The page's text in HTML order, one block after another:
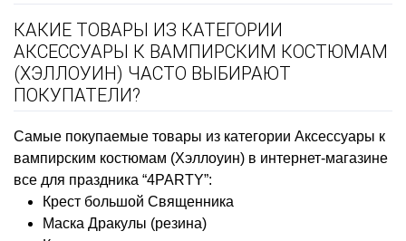
КАКИЕ ТОВАРЫ ИЗ КАТЕГОРИИ
АКСЕССУАРЫ К ВАМПИРСКИМ КОСТЮМАМ
(ХЭЛЛОУИН) ЧАСТО ВЫБИРАЮТ
ПОКУПАТЕЛИ?
Самые покупаемые товары из категории Аксессуары к
вампирским костюмам (Хэллоуин) в интернет-магазине
все для праздника “4PARTY”:
Крест большой Священника
Маска Дракулы (резина)